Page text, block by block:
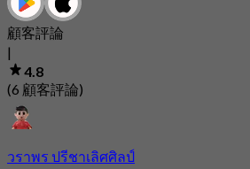
顧客評論
|
4.8
(6 顧客評論)
วราพร ปรีชาเลิศศิลป์